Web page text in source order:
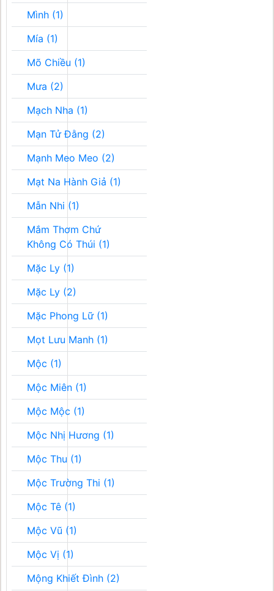
Mình (1)
Mía (1)
Mõ Chiều (1)
Mưa (2)
Mạch Nha (1)
Mạn Tử Đằng (2)
Mạnh Meo Meo (2)
Mạt Na Hành Giả (1)
Mẫn Nhi (1)
Mắm Thơm Chứ
Không Có Thúi (1)
Mặc Ly (1)
Mặc Ly (2)
Mặc Phong Lữ (1)
Mọt Lưu Manh (1)
Mộc (1)
Mộc Miên (1)
Mộc Mộc (1)
Mộc Nhị Hương (1)
Mộc Thu (1)
Mộc Trường Thi (1)
Mộc Tê (1)
Mộc Vũ (1)
Mộc Vị (1)
Mộng Khiết Đình (2)